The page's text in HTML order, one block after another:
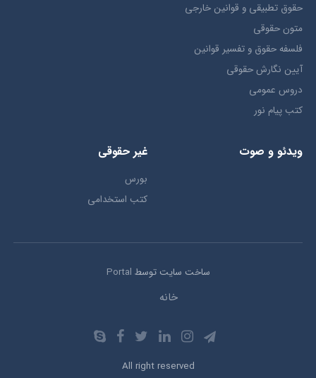
حقوق تطبيقي و قوانین خارجی
متون حقوقي
فلسفه حقوق و تفسیر قوانین
آیین نگارش حقوقی
دروس عمومی
کتب پیام نور
ویدئو و صوت غیر حقوقی
بورس
کتب استخدامی
ساخت سایت توسط Portal
خانه
All right reserved